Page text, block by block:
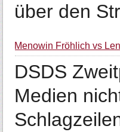
über den
Menowin Fröhlich vs
DSDS
Medien